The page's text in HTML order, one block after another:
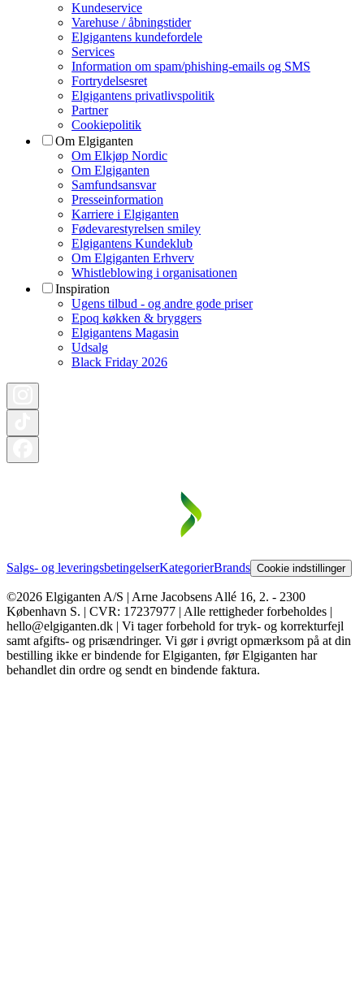
Kundeservice
Varehuse / åbningstider
Elgigantens kundefordele
Services
Information om spam/phishing-emails og SMS
Fortrydelsesret
Elgigantens privatlivspolitik
Partner
Cookiepolitik
Om Elgiganten
Om Elkjøp Nordic
Om Elgiganten
Samfundsansvar
Presseinformation
Karriere i Elgiganten
Fødevarestyrelsen smiley
Elgigantens Kundeklub
Om Elgiganten Erhverv
Whistleblowing i organisationen
Inspiration
Ugens tilbud - og andre gode priser
Epoq køkken & bryggers
Elgigantens Magasin
Udsalg
Black Friday 2026
Salgs- og leveringsbetingelserKategorierBrands Cookie indstillinger
©2026 Elgiganten A/S | Arne Jacobsens Allé 16, 2. - 2300
København S. | CVR: 17237977 | Alle rettigheder forbeholdes |
hello@elgiganten.dk | Vi tager forbehold for tryk- og korrekturfejl
samt afgifts- og prisændringer. Vi gør i øvrigt opmærksom på at din
bestilling ikke er bindende for Elgiganten, før Elgiganten har
behandlet din ordre og sendt en bindende faktura.